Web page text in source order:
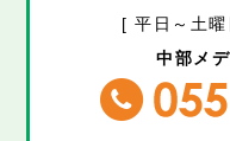
[ 平日～土
中部メ